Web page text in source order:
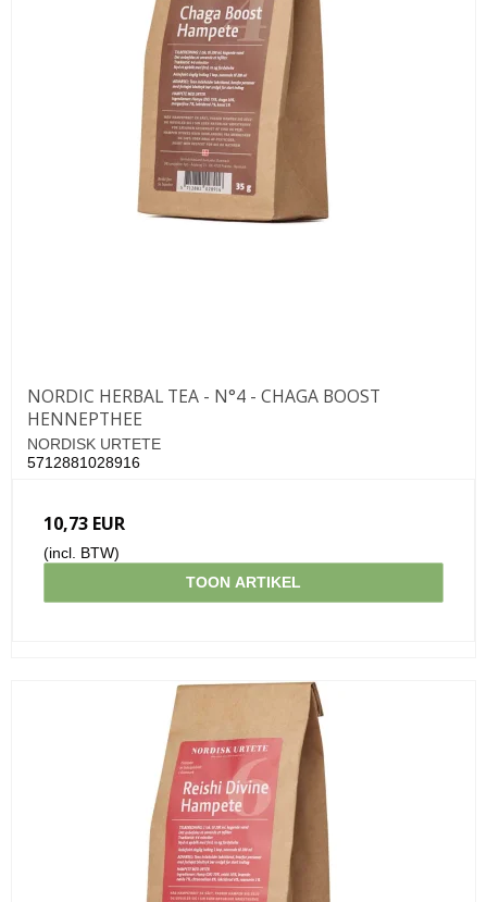
NORDIC HERBAL TEA - N°4 - CHAGA BOOST
HENNEPTHEE
NORDISK URTETE
5712881028916
10,73 EUR
(incl. BTW)
TOON ARTIKEL